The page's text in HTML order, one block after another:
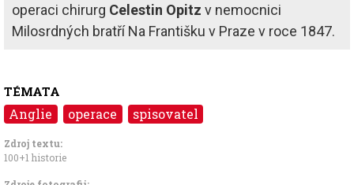
operaci chirurg Celestin Opitz v nemocnici
Milosrdných bratří Na Františku v Praze v roce 1847.
TÉMATA
Anglie operace spisovatel
Zdroj textu:
100+1 historie